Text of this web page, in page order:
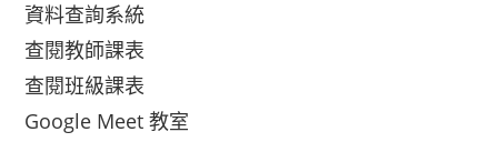
資料查詢系統
查閱教師課表
查閱班級課表
Google Meet 教室